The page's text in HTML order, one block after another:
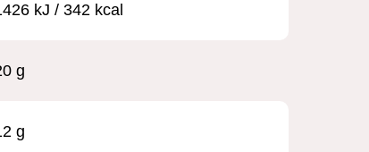
kJ / 342 kcal
g
g